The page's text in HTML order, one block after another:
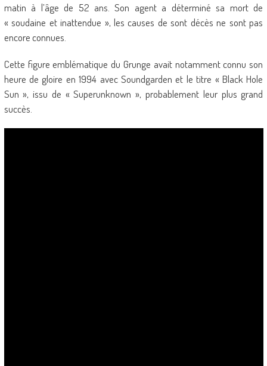
matin à l’âge de 52 ans. Son agent a déterminé sa mort de
« soudaine et inattendue », les causes de sont décès ne sont pas
encore connues.
Cette figure emblématique du Grunge avait notamment connu son
heure de gloire en 1994 avec Soundgarden et le titre « Black Hole
Sun », issu de « Superunknown », probablement leur plus grand
succès.